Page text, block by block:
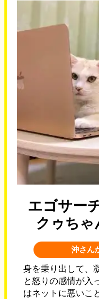
エゴサー
クゥちゃ
沖さん
身を乗り出して、
と怒りの感情が入
はネットに悪いこ